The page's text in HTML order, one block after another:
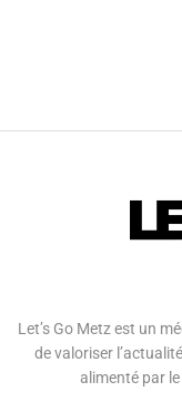
Let’s Go Metz est un
de valoriser
alimenté par